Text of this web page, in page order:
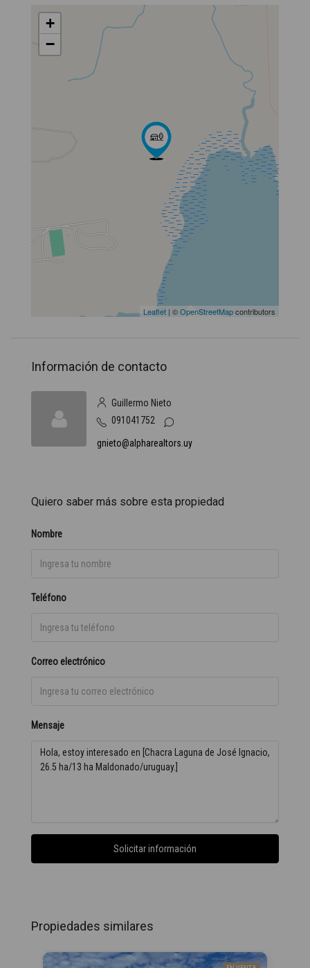
+
−
Leaflet | ©OpenStreetMapcontributors
Información de contacto
Guillermo Nieto
091041752
gnieto@alpharealtors.uy
Quiero saber más sobre esta propiedad
Nombre
Teléfono
Correo electrónico
Mensaje
Solicitar información
Propiedades similares